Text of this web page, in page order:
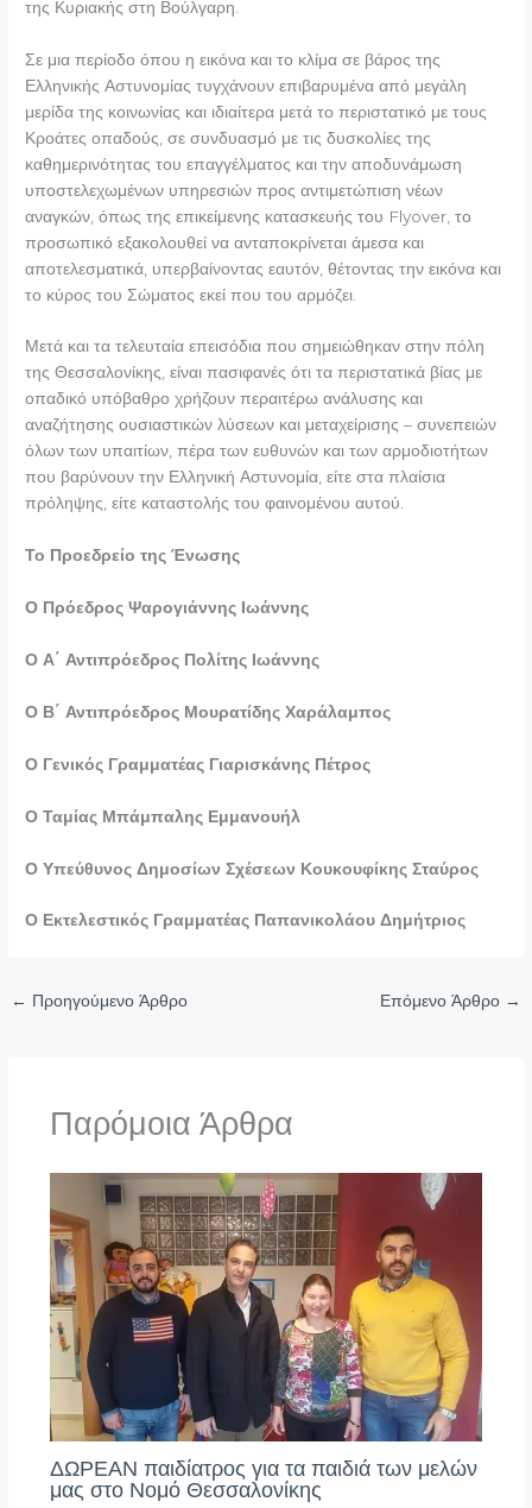
της Κυριακής στη Βούλγαρη.
Σε μια περίοδο όπου η εικόνα και το κλίμα σε βάρος της
Ελληνικής Αστυνομίας τυγχάνουν επιβαρυμένα από μεγάλη
μερίδα της κοινωνίας και ιδιαίτερα μετά το περιστατικό με τους
Κροάτες οπαδούς, σε συνδυασμό με τις δυσκολίες της
καθημερινότητας του επαγγέλματος και την αποδυνάμωση
υποστελεχωμένων υπηρεσιών προς αντιμετώπιση νέων
αναγκών, όπως της επικείμενης κατασκευής του Flyover, το
προσωπικό εξακολουθεί να ανταποκρίνεται άμεσα και
αποτελεσματικά, υπερβαίνοντας εαυτόν, θέτοντας την εικόνα και
το κύρος του Σώματος εκεί που του αρμόζει.
Μετά και τα τελευταία επεισόδια που σημειώθηκαν στην πόλη
της Θεσσαλονίκης, είναι πασιφανές ότι τα περιστατικά βίας με
οπαδικό υπόβαθρο χρήζουν περαιτέρω ανάλυσης και
αναζήτησης ουσιαστικών λύσεων και μεταχείρισης – συνεπειών
όλων των υπαιτίων, πέρα των ευθυνών και των αρμοδιοτήτων
που βαρύνουν την Ελληνική Αστυνομία, είτε στα πλαίσια
πρόληψης, είτε καταστολής του φαινομένου αυτού.
Το Προεδρείο της Ένωσης
Ο Πρόεδρος Ψαρογιάννης Ιωάννης
Ο Α΄ Αντιπρόεδρος Πολίτης Ιωάννης
Ο Β΄ Αντιπρόεδρος Μουρατίδης Χαράλαμπος
Ο Γενικός Γραμματέας Γιαρισκάνης Πέτρος
Ο Ταμίας Μπάμπαλης Εμμανουήλ
Ο Υπεύθυνος Δημοσίων Σχέσεων Κουκουφίκης Σταύρος
Ο Εκτελεστικός Γραμματέας Παπανικολάου Δημήτριος
← Προηγούμενο Άρθρο Επόμενο Άρθρο →
Παρόμοια Άρθρα
ΔΩΡΕΑΝ παιδίατρος για τα παιδιά των μελών
μας στο Νομό Θεσσαλονίκης